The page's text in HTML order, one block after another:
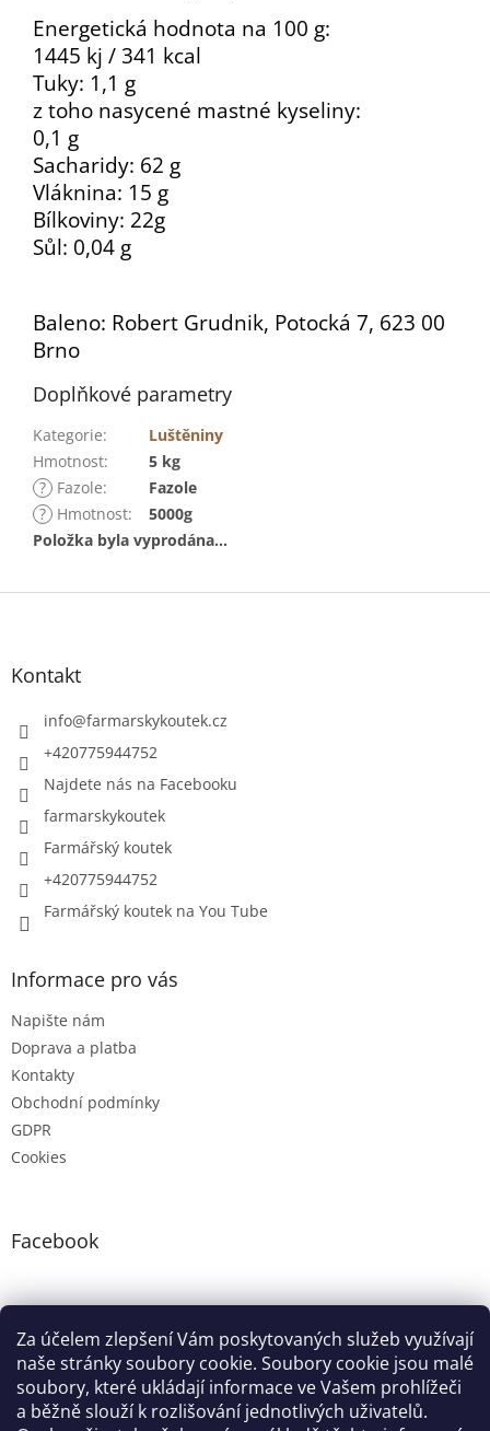
Za účelem zlepšení Vám poskytovaných služeb využívají
naše stránky soubory cookie. Soubory cookie jsou malé
soubory, které ukládají informace ve Vašem prohlížeči
a běžně slouží k rozlišování jednotlivých uživatelů.
Energetická hodnota na 100 g:
1445 kj / 341 kcal
Tuky: 1,1 g
z toho nasycené mastné kyseliny:
0,1 g
Sacharidy: 62 g
Vláknina: 15 g
Bílkoviny: 22g
Sůl: 0,04 g
Baleno: Robert Grudnik, Potocká 7, 623 00
Brno
Doplňkové parametry
Kategorie:
Luštěniny
Hmotnost:
5 kg
? Fazole:
Fazole
? Hmotnost:
5000g
Položka byla vyprodána…
Z
Kontakt
info@farmarskykoutek.cz
+420775944752
Najdete nás na Facebooku
farmarskykoutek
Farmářský koutek
+420775944752
Farmářský koutek na You Tube
Informace pro vás
Napište nám
Doprava a platba
Kontakty
Obchodní podmínky
GDPR
Cookies
Facebook
Google nákupy Zboží.cz Heureka.cz Pradelkogm